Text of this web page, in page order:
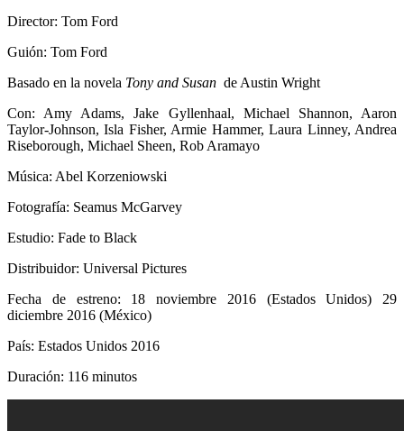
Director: Tom Ford
Guión: Tom Ford
Basado en la novela Tony and Susan de Austin Wright
Con: Amy Adams, Jake Gyllenhaal, Michael Shannon, Aaron
Taylor-Johnson, Isla Fisher, Armie Hammer, Laura Linney, Andrea
Riseborough, Michael Sheen, Rob Aramayo
Música: Abel Korzeniowski
Fotografía: Seamus McGarvey
Estudio: Fade to Black
Distribuidor: Universal Pictures
Fecha de estreno: 18 noviembre 2016 (Estados Unidos) 29
diciembre 2016 (México)
País: Estados Unidos 2016
Duración: 116 minutos